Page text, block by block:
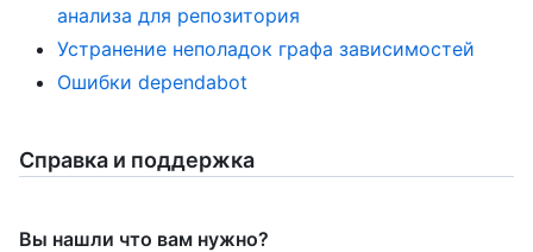
анализа для репозитория
Устранение неполадок графа зависимостей
Ошибки dependabot
Справка и поддержка
Вы нашли что вам нужно?